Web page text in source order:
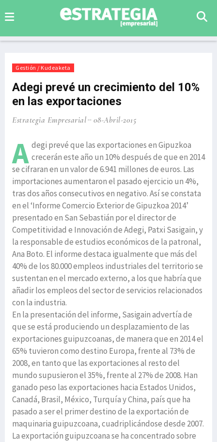
Gestión / Kudeaketa
Adegi prevé un crecimiento del 10%
en las exportaciones
Estrategia Empresarial 08-Abril-2015
A degi prevé que las exportaciones en Gipuzkoa
crecerán este año un 10% después de que en 2014
se cifraran en un valor de 6.941 millones de euros. Las
importaciones aumentaron el pasado ejercicio un 4%,
tras dos años consecutivos en negativo. Así se constata
en el ‘Informe Comercio Exterior de Gipuzkoa 2014’
presentado en San Sebastián por el director de
Competitividad e Innovación de Adegi, Patxi Sasigain, y
la responsable de estudios económicos de la patronal,
Ana Boto. El informe destaca igualmente que más del
40% de los 80.000 empleos industriales del territorio se
sustentan en el mercado externo, a los que habría que
añadir los empleos del sector de servicios relacionados
con la industria.
En la presentación del informe, Sasigain advertía de
que se está produciendo un desplazamiento de las
exportaciones guipuzcoanas, de manera que en 2014 el
65% tuvieron como destino Europa, frente al 73% de
2008, en tanto que las exportaciones al resto del
mundo supusieron el 35%, frente al 27% de 2008. Han
ganado peso las exportaciones hacia Estados Unidos,
Canadá, Brasil, México, Turquía y China, país que ha
pasado a ser el primer destino de la exportación de
maquinaria guipuzcoana, cuadriplicándose desde 2007.
La exportación guipuzcoana se ha concentrado sobre